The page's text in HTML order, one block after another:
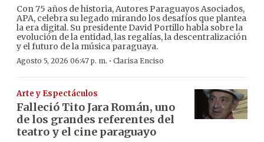
Con 75 años de historia, Autores Paraguayos Asociados,
APA, celebra su legado mirando los desafíos que plantea
la era digital. Su presidente David Portillo habla sobre la
evolución de la entidad, las regalías, la descentralización
y el futuro de la música paraguaya.
Agosto 5, 2026 06:47 p. m. · Clarisa Enciso
Arte y Espectáculos
Falleció Tito Jara Román, uno
de los grandes referentes del
teatro y el cine paraguayo